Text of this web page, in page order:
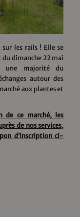
les rails ! Elle se
du dimanche 22 mai
une majorité du
autour des
aux plantes et
de ce marché, les
de nos services,
d’inscription ci-